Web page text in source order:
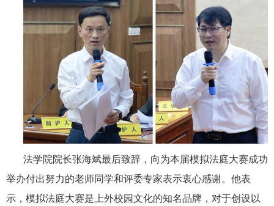
法学院院长张海斌最后致辞，向为本届模拟法庭大赛成功
举办付出努力的老师同学和评委专家表示衷心感谢。他表
示，模拟法庭大赛是上外校园文化的知名品牌，对于创设以